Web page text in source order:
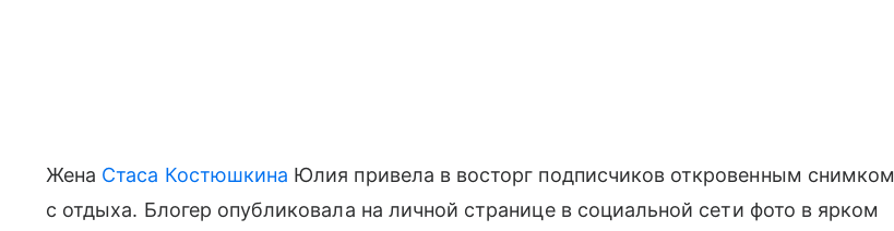
Жена Стаса Костюшкина Юлия привела в восторг подписчиков откровенным снимком
с отдыха. Блогер опубликовала на личной странице в социальной сети фото в ярком